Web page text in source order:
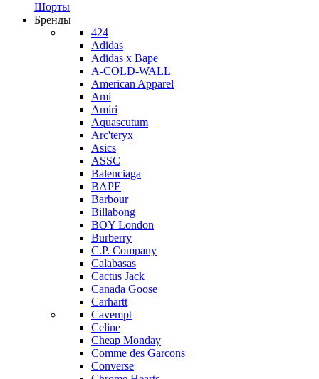
Шорты
Бренды
424
Adidas
Adidas x Bape
A-COLD-WALL
American Apparel
Ami
Amiri
Aquascutum
Arc'teryx
Asics
ASSC
Balenciaga
BAPE
Barbour
Billabong
BOY London
Burberry
C.P. Company
Calabasas
Cactus Jack
Canada Goose
Carhartt
Cavempt
Celine
Cheap Monday
Comme des Garcons
Converse